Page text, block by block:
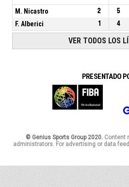
M. Nicastro 2 5
F. Alberici
1 4
VER TODOS LOS
PRESENTADO
© Genius Sports Group 2020. Content
administrators. For advertising or data